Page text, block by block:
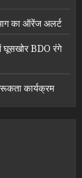
का ऑरेंज अलर्ट
घूसखोर BDO रंगे
कार्यक्रम